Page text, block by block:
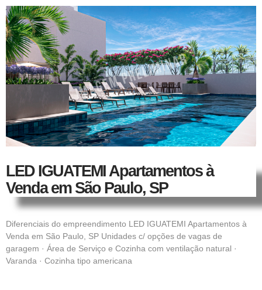
LED IGUATEMI Apartamentos à
Venda em São Paulo, SP
Diferenciais do empreendimento LED IGUATEMI Apartamentos à
Venda em São Paulo, SP Unidades c/ opções de vagas de
garagem · Área de Serviço e Cozinha com ventilação natural ·
Varanda · Cozinha tipo americana